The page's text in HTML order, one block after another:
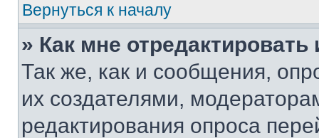
Вернуться к началу
» Как мне
Так же, как и сообщения,
их создателями,
редактирования опроса